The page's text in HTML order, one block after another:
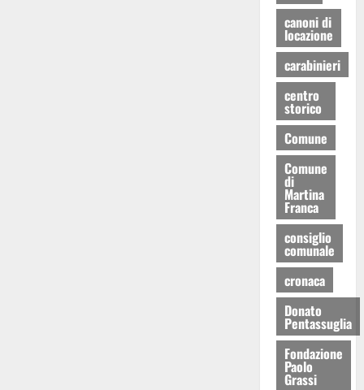
canoni di
locazione
carabinieri
centro
storico
Comune
Comune
di
Martina
Franca
consiglio
comunale
cronaca
Donato
Pentassuglia
Fondazione
Paolo
Grassi